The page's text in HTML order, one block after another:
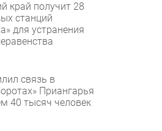
край получит 28
станций
для устранения
связь в
Приангарья
40 тысяч человек